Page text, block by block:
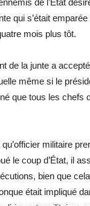
de l’État
qui s’était emparée
mois plus tôt.
de la junte a
même si le
que tous les chefs
qu’officier militaire
le coup d’État, il
bien que
était impliqué